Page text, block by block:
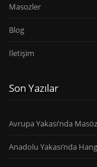
Masozler
Blog
İletişim
Son Yazılar
Avrupa Yakası’nda
Anadolu Yakası’nda